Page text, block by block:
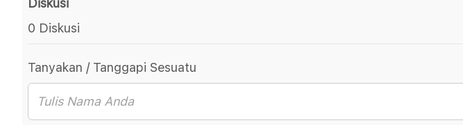
Diskusi
0 Diskusi
Tanyakan / Tanggapi Sesuatu